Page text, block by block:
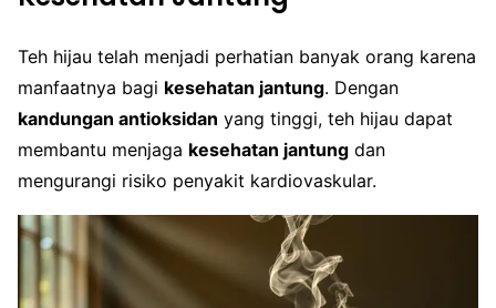
Teh hijau telah menjadi perhatian banyak orang karena
manfaatnya bagi kesehatan jantung. Dengan
kandungan antioksidan yang tinggi, teh hijau dapat
membantu menjaga kesehatan jantung dan
mengurangi risiko penyakit kardiovaskular.